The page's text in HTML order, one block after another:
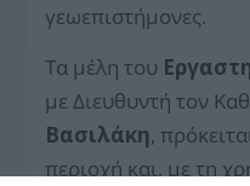
γεωεπιστήμονες.
Τα μέλη του
με Διευθυντή τον
Βασιλάκη,
περιοχή και, με τη